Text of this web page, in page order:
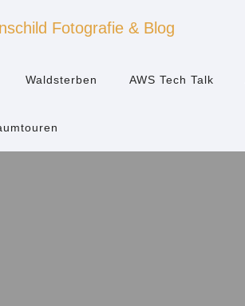
Waldsterben AWS Tech Talk